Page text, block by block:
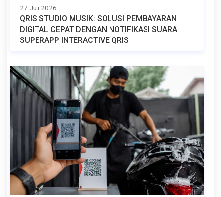
27 Juli 2026
QRIS STUDIO MUSIK: SOLUSI PEMBAYARAN
DIGITAL CEPAT DENGAN NOTIFIKASI SUARA
SUPERAPP INTERACTIVE QRIS